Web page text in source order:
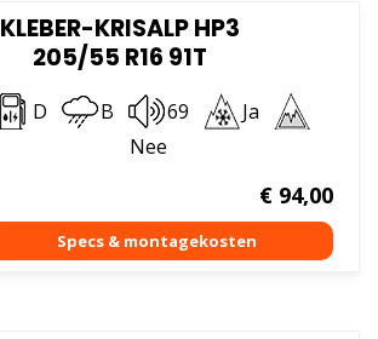
KLEBER-KRISALP HP3
205/55 R16 91T
D B 69
Ja
Nee
€94,00